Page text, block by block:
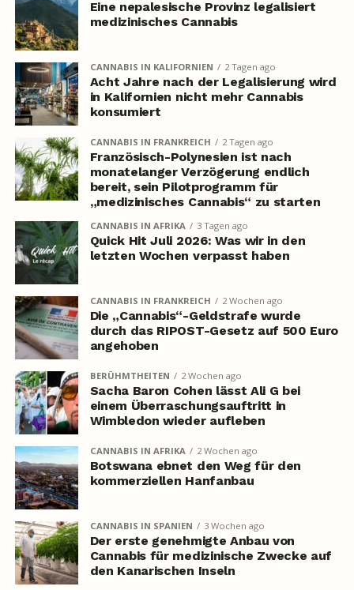
Eine nepalesische Provinz legalisiert
medizinisches Cannabis
CANNABIS IN KALIFORNIEN 2 Tagen ago
Acht Jahre nach der Legalisierung wird
in Kalifornien nicht mehr Cannabis
konsumiert
CANNABIS IN FRANKREICH 2 Tagen ago
Französisch-Polynesien ist nach
monatelanger Verzögerung endlich
bereit, sein Pilotprogramm für
„medizinisches Cannabis“ zu starten
CANNABIS IN AFRIKA 3 Tagen ago
Quick Hit Juli 2026: Was wir in den
letzten Wochen verpasst haben
CANNABIS IN FRANKREICH 2 Wochen ago
Die „Cannabis“-Geldstrafe wurde
durch das RIPOST-Gesetz auf 500 Euro
angehoben
BERÜHMTHEITEN 2 Wochen ago
Sacha Baron Cohen lässt Ali G bei
einem Überraschungsauftritt in
Wimbledon wieder aufleben
CANNABIS IN AFRIKA 2 Wochen ago
Botswana ebnet den Weg für den
kommerziellen Hanfanbau
CANNABIS IN SPANIEN 3 Wochen ago
Der erste genehmigte Anbau von
Cannabis für medizinische Zwecke auf
den Kanarischen Inseln